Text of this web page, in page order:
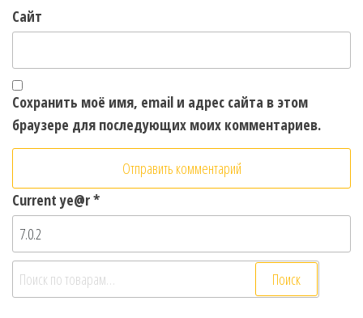
Сайт
Сохранить моё имя, email и адрес сайта в этом
браузере для последующих моих комментариев.
Current ye@r*
Искать: Поиск